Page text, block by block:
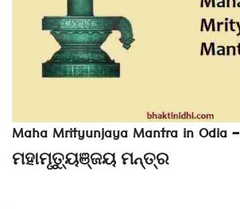
Maha Mrityunjaya Mantra in Odia –
ମହାମୃତ୍ୟୁଞ୍ଜୟ ମନ୍ତ୍ର